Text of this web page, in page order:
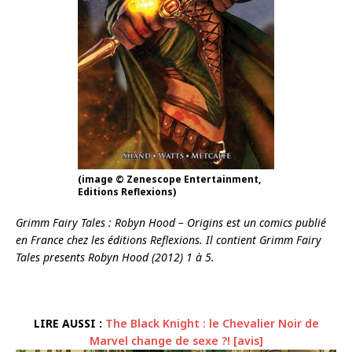
(image © Zenescope Entertainment,
Editions Reflexions)
Grimm Fairy Tales : Robyn Hood – Origins est un comics publié
en France chez les éditions Reflexions. Il contient Grimm Fairy
Tales presents Robyn Hood (2012) 1 à 5.
LIRE AUSSI : The Black Knight : le Chevalier Noir de
Marvel change de sexe ?! [avis]